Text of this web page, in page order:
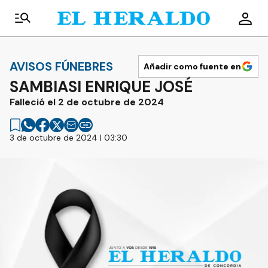
AVISOS FÚNEBRES Añadir como fuente en
SAMBIASI ENRIQUE JOSÉ
Falleció el 2 de octubre de 2024
3 de octubre de 2024 | 03:30